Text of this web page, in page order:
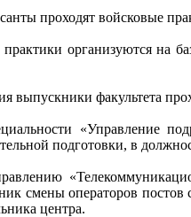
проходят войсковые
организуются на
выпускники факультета
«Управление
подготовки, в
смены операторов
центра.